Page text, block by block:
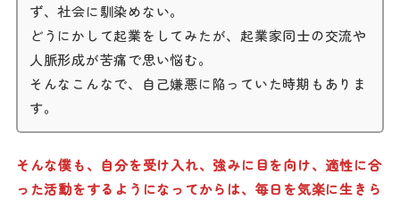
ず、社会に馴染めない。
どうにかして起業をしてみたが、起業家同士の交流や
人脈形成が苦痛で思い悩む。
そんなこんなで、自己嫌悪に陥っていた時期もありま
す。
そんな僕も、自分を受け入れ、強みに目を向け、適性に合
った活動をするようになってからは、毎日を気楽に生きら